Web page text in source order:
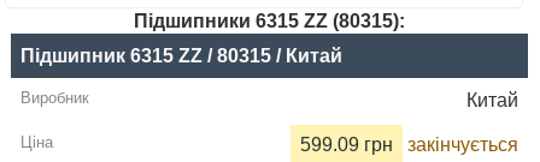
Підшипники 6315 ZZ (80315):
Назва
Виробник
Радіальний
Підшипник 6315 ZZ / 80315 / Китай
Китай
599.09 грн закінчується